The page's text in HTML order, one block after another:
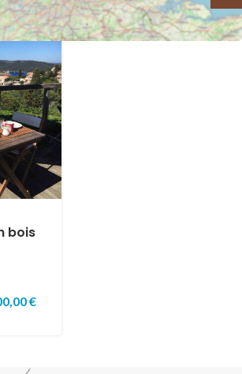
bois
vue à
€